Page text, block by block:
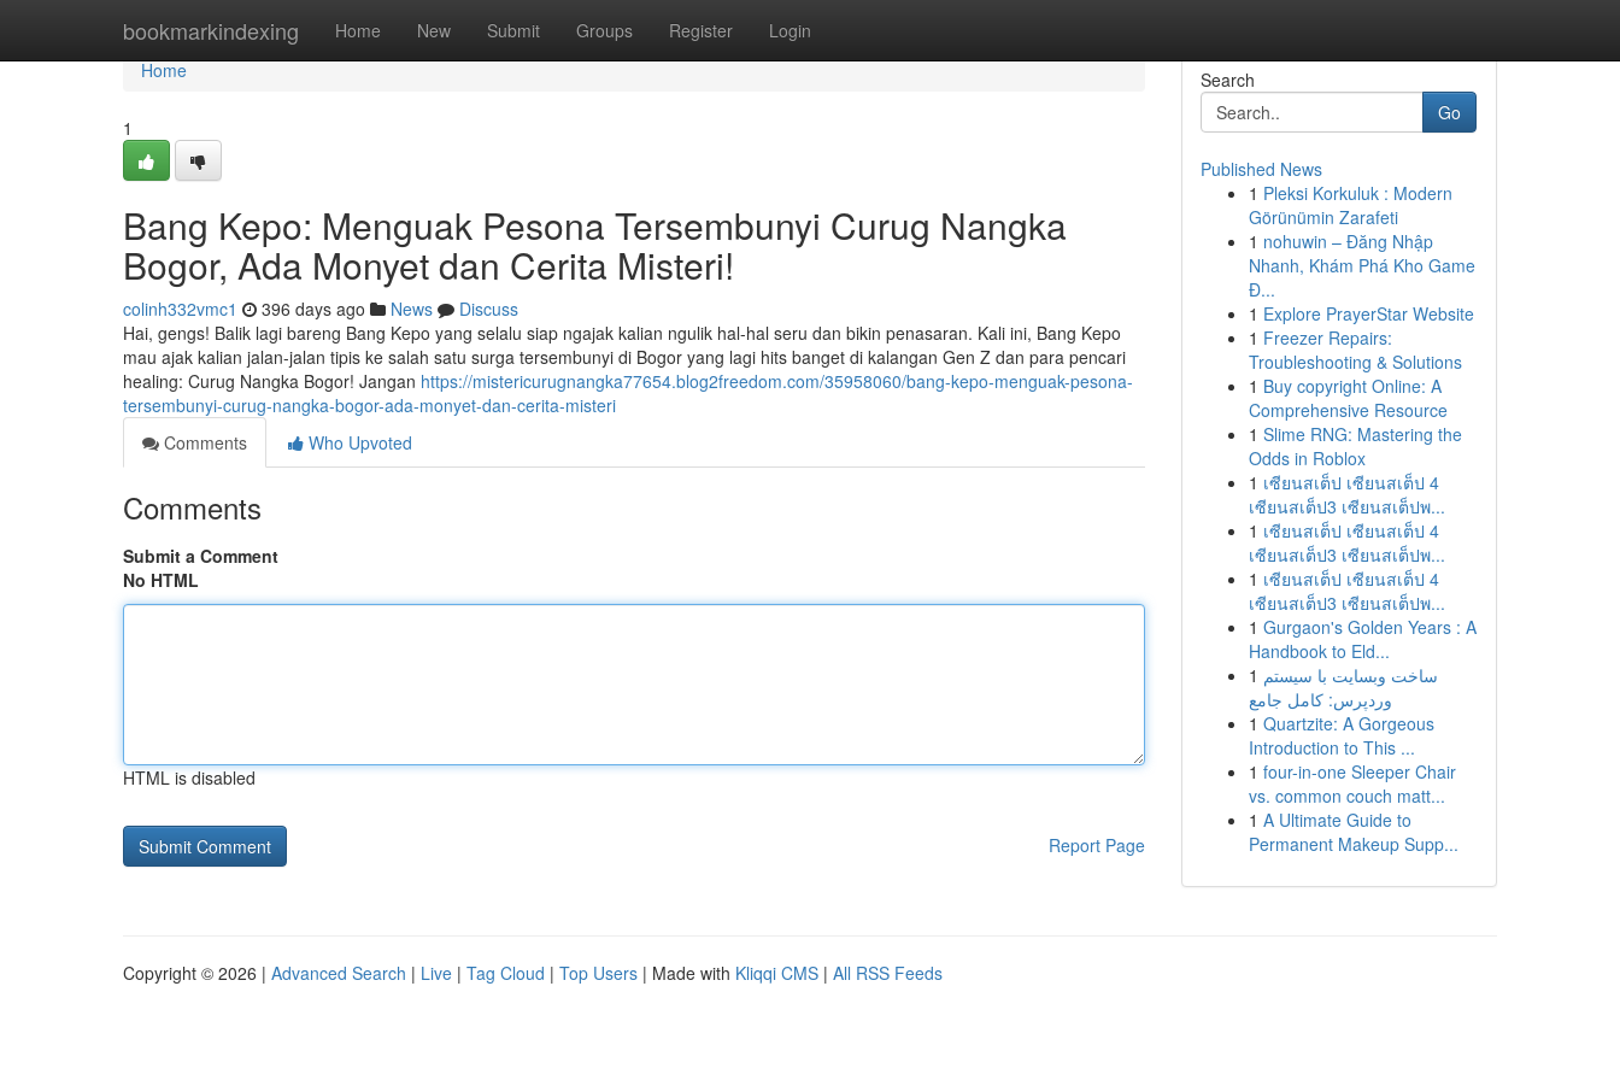
bookmarkindexing Home New Submit Groups Register Login
Home
Home
1
Bang Kepo: Menguak Pesona Tersembunyi Curug Nangka
Bogor, Ada Monyet dan Cerita Misteri!
colinh332vmc1 396 days ago News
Discuss
Hai, gengs! Balik lagi bareng Bang Kepo yang selalu siap ngajak kalian ngulik hal-hal seru dan bikin penasaran. Kali ini, Bang Kepo
mau ajak kalian jalan-jalan tipis ke salah satu surga tersembunyi di Bogor yang lagi hits banget di kalangan Gen Z dan para pencari
healing: Curug Nangka Bogor! Jangan https://mistericurugnangka77654.blog2freedom.com/35958060/bang-kepo-menguak-pesona-
tersembunyi-curug-nangka-bogor-ada-monyet-dan-cerita-misteri
Comments
Who Upvoted
Comments
Submit a Comment
No HTML
HTML is disabled
Report Page
Search
Go
Published News
1 Pleksi Korkuluk : Modern
Görünümin Zarafeti
1 nohuwin – Đăng Nhập
Nhanh, Khám Phá Kho Game
Đ...
1 Explore PrayerStar Website
1 Freezer Repairs:
Troubleshooting & Solutions
1 Buy copyright Online: A
Comprehensive Resource
1 Slime RNG: Mastering the
Odds in Roblox
1 เซียนสเต็ป เซียนสเต็ป 4
เซียนสเต็ป3 เซียนสเต็ปพ...
1 เซียนสเต็ป เซียนสเต็ป 4
เซียนสเต็ป3 เซียนสเต็ปพ...
1 เซียนสเต็ป เซียนสเต็ป 4
เซียนสเต็ป3 เซียนสเต็ปพ...
1 Gurgaon's Golden Years : A
Handbook to Eld...
1 ساخت وبسایت با سیستم
وردپرس: کامل جامع
1 Quartzite: A Gorgeous
Introduction to This ...
1 four-in-one Sleeper Chair
vs. common couch matt...
1 A Ultimate Guide to
Permanent Makeup Supp...
Copyright © 2026 | Advanced Search | Live | Tag Cloud | Top Users | Made with Kliqqi CMS | All RSS Feeds